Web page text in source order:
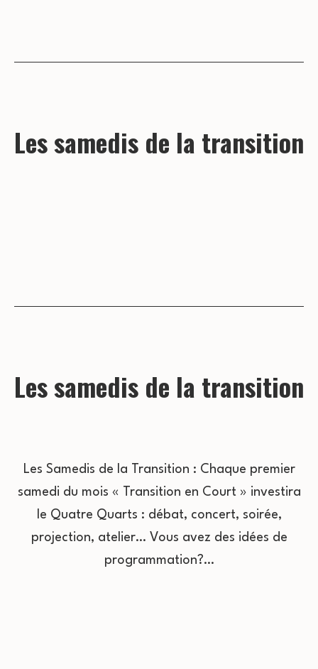
Les samedis de la transition
Les samedis de la transition
Les Samedis de la Transition : Chaque premier
samedi du mois « Transition en Court » investira
le Quatre Quarts : débat, concert, soirée,
projection, atelier… Vous avez des idées de
programmation?…